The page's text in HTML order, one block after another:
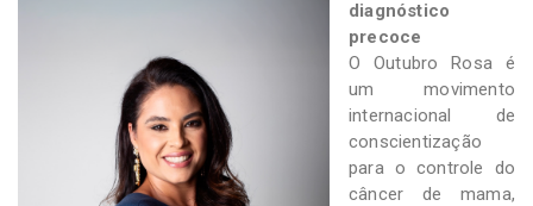
diagnóstico
precoce
O Outubro Rosa é
um movimento
internacional de
conscientização
para o controle do
câncer de mama,